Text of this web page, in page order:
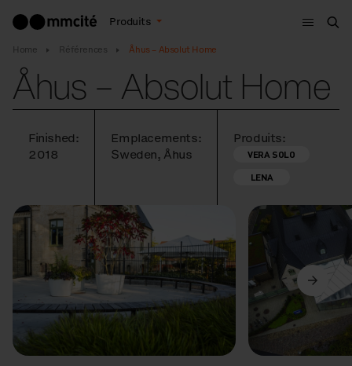
Produits
Menu
Home Références Åhus – Absolut Home
Åhus – Absolut Home
Finished:
2018
Emplacements:
Sweden, Åhus
Produits:
VERA SOLO
LENA
Précédent Suivant